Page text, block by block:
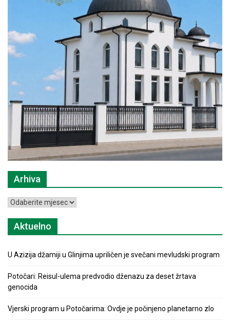
Arhiva
Arhiva
Aktuelno
U Azizija džamiji u Glinjima upriličen je svečani mevludski program
Potočari: Reisul-ulema predvodio dženazu za deset žrtava
genocida
Vjerski program u Potočarima: Ovdje je počinjeno planetarno zlo